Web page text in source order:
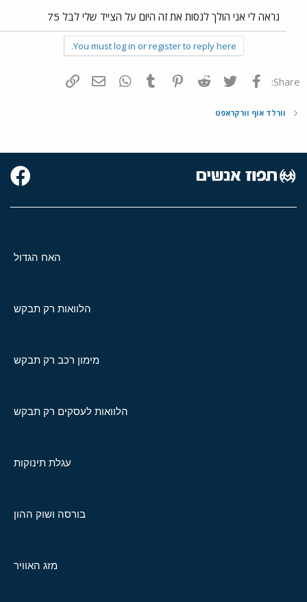
נראה לי אני הולך לנסות את זה היום על הצייד שלי לבל 75
You must log in or register to reply here.
Share: פייסבוק Twitter
Reddit
Pinterest
Tumblr
WhatsAppדואר אלקטרוני
וורלד אוף וורקראפט
האח הגדול
הלוואות רק תבקש
מימון רכב רק תבקש
הלוואות לעסקים רק תבקש
עגלת תינוקות
בורסה ושוק ההון
מזג האוויר